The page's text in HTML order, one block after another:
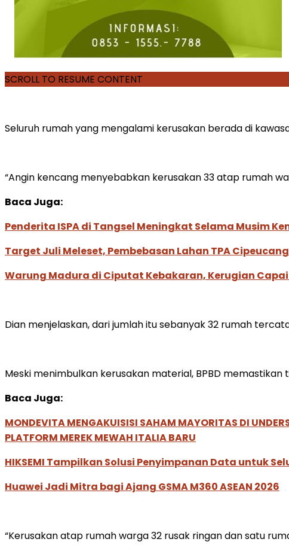
SCROLL TO RESUME CONTENT
Seluruh rumah yang mengalami kerusakan berada di
“Angin kencang menyebabkan kerusakan 33 atap rumah
Baca Juga:
Penderita ISPA di Tangsel Meningkat Selama Musim
Target Juli Meleset, Pembebasan Lahan TPA
Warung Madura di Ciputat Kebakaran, Kerugian Capai
Dian menjelaskan, dari jumlah itu sebanyak 32 rumah
Meski menimbulkan kerusakan material, BPBD
Baca Juga:
MONDEVITA MENGAKUISISI SAHAM MAYORITAS DI
PLATFORM MEREK MEWAH ITALIA BARU
HIKSEMI Tampilkan Solusi Penyimpanan Data untuk
Huawei Jadi Mitra bagi Ajang GSMA M360 ASEAN 2026
“Kerusakan atap rumah warga 32 rusak ringan dan satu